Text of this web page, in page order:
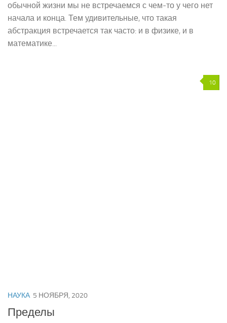
обычной жизни мы не встречаемся с чем-то у чего нет
начала и конца. Тем удивительные, что такая
абстракция встречается так часто: и в физике, и в
математике...
10
НАУКА 5 НОЯБРЯ, 2020
Пределы